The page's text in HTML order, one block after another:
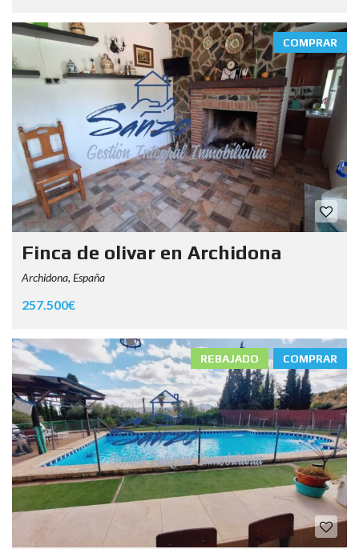
COMPRAR
Finca de olivar en Archidona
Archidona, España
257.500€
COMPRAR
REBAJADO